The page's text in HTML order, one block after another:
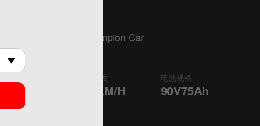
Professional Hunter Champion Car
39KW
最高速度
125KM/H
电池规格
90V75Ah